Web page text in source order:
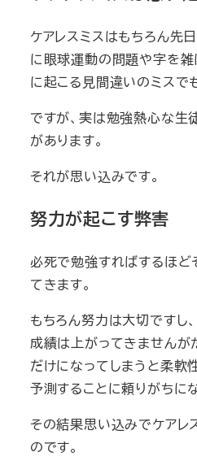
ケアレスミスはもちろん先
に眼球運動の問題や字を
に起こる見間違いのミスで
ですが、実は勉強熱心な生
があります。
それが思い込みです。
努力が起こす弊害
必死で勉強すればするほ
てきます。
もちろん努力は大切ですし
成績は上がってきませんが
だけになってしまうと柔軟
予測することに頼りがちに
その結果思い込みでケアレ
のです。